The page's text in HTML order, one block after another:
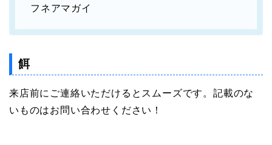
フネアマガイ
餌
来店前にご連絡いただけるとスムーズです。記載のな
いものはお問い合わせください！